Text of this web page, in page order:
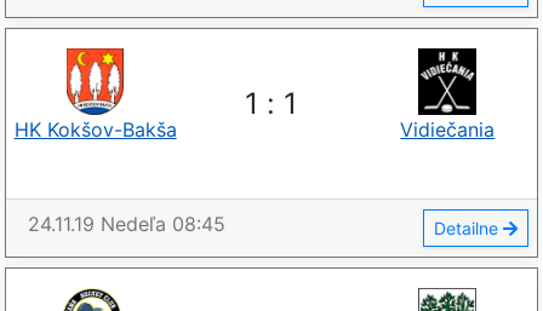
1 : 1
HK Kokšov-Bakša Vidiečania
24.11.19 Nedeľa 08:45 Detailne